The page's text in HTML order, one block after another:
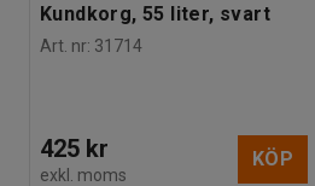
Kundkorg, 55 liter, svart
Art. nr: 31714
425 kr
exkl. moms
KÖP